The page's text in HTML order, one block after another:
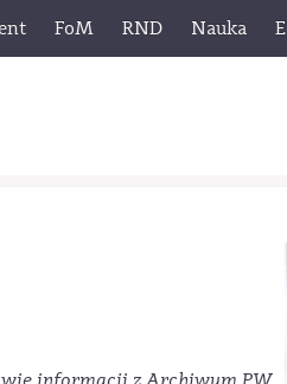
FoM RND Nauka